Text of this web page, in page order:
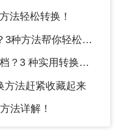
法轻松转换！
方法帮你轻松转换!
法，完美保留原文档格式！
方法赶紧收藏起来
法详解！